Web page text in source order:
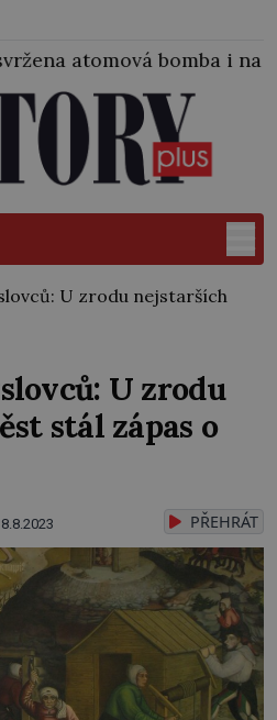
i na japonské město
U zrodu nejstarších
U zrodu
stál zápas o
PŘEHRÁT